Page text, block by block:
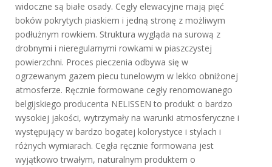
widoczne są białe osady. Cegły elewacyjne mają pięć
boków pokrytych piaskiem i jedną stronę z możliwym
podłużnym rowkiem. Struktura wygląda na surową z
drobnymi i nieregularnymi rowkami w piaszczystej
powierzchni. Proces pieczenia odbywa się w
ogrzewanym gazem piecu tunelowym w lekko obniżonej
atmosferze. Ręcznie formowane cegły renomowanego
belgijskiego producenta NELISSEN to produkt o bardzo
wysokiej jakości, wytrzymały na warunki atmosferyczne i
występujący w bardzo bogatej kolorystyce i stylach i
różnych wymiarach. Cegła ręcznie formowana jest
wyjątkowo trwałym, naturalnym produktem o